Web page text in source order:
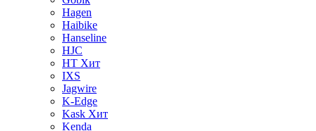
Hagen
Haibike
Hanseline
HJC
HT Хит
IXS
Jagwire
K-Edge
Kask Хит
Kenda